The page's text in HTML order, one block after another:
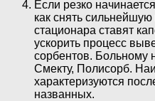
Если резко
как снять
стационара ставят
ускорить процесс
сорбентов. Больному
Смекту, Полисорб.
характеризуются
названных.